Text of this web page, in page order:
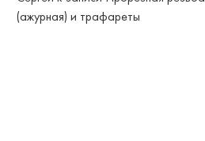
(ажурная) и трафареты